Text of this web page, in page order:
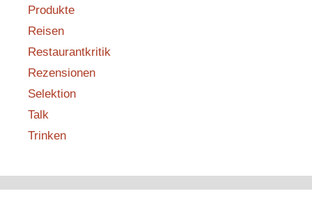
Produkte
Reisen
Restaurantkritik
Rezensionen
Selektion
Talk
Trinken